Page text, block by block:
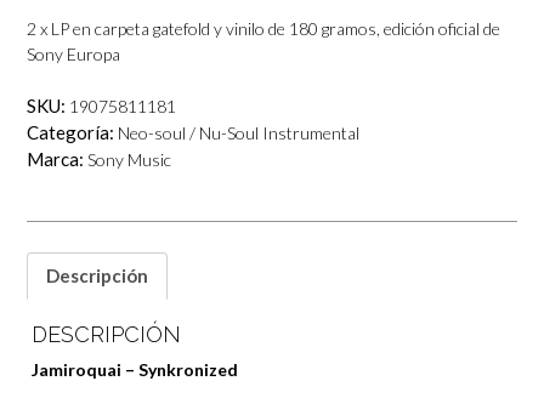
2 x LP en carpeta gatefold y vinilo de 180 gramos, edición oficial de
Sony Europa
SKU: 19075811181
Categoría: Neo-soul / Nu-Soul Instrumental
Marca: Sony Music
Descripción
DESCRIPCIÓN
Jamiroquai – Synkronized